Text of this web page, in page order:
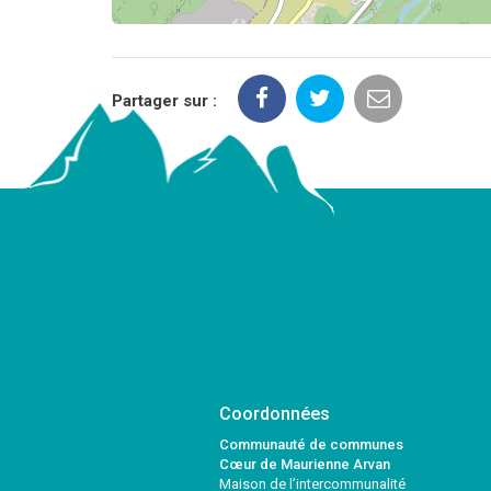
Partager sur :
Coordonnées
Communauté de communes
Cœur de Maurienne Arvan
Maison de l’intercommunalité